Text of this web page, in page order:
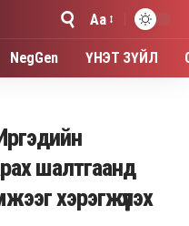
Font
Resizer
Aa
NegGen ҮНЭТ ЗҮЙЛ
шалтгаанд
хэрэгжүүлэх